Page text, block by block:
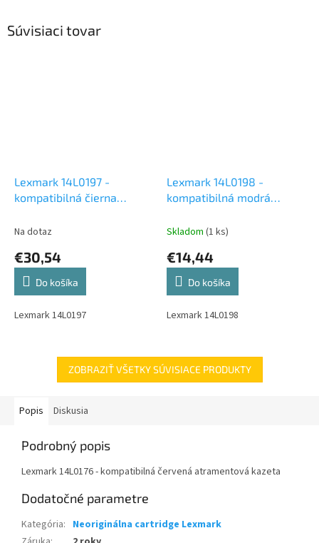
Súvisiaci tovar
Lexmark 14L0197 -
kompatibilná čierna
Na dotaz
€30,54
Do košíka
Lexmark 14L0197
Lexmark 14L0198 -
kompatibilná modrá
Skladom (1 ks)
€14,44
Do košíka
Lexmark 14L0198
ZOBRAZIŤ VŠETKY SÚVISIACE PRODUKTY
Popis Diskusia
Podrobný popis
Lexmark 14L0176 - kompatibilná červená atramentová kazeta
Dodatočné parametre
Kategória: Neoriginálna cartridge Lexmark